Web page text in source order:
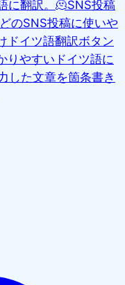
翻訳。 🫠SNS投稿
のSNS投稿に使いや
ドイツ語翻訳ボタン
りやすいドイツ語に
した文章を箇条書き